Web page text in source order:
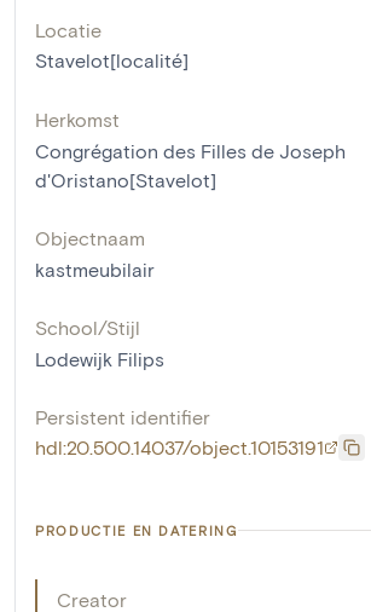
Locatie
Stavelot[localité]
Herkomst
Congrégation des Filles de Joseph
d'Oristano[Stavelot]
Objectnaam
kastmeubilair
School/Stijl
Lodewijk Filips
Persistent identifier
hdl:20.500.14037/object.10153191
PRODUCTIE EN DATERING
Creator